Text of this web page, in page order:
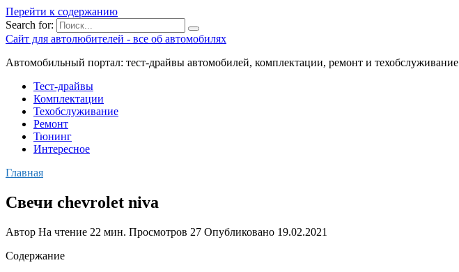
Перейти к содержанию
Search for:
Сайт для автолюбителей - все об автомобилях
Автомобильный портал: тест-драйвы автомобилей, комплектации, ремонт и техобслуживание
Тест-драйвы
Комплектации
Техобслуживание
Ремонт
Тюнинг
Интересное
Главная
Свечи chevrolet niva
Автор На чтение 22 мин. Просмотров 27 Опубликовано 19.02.2021
Содержание